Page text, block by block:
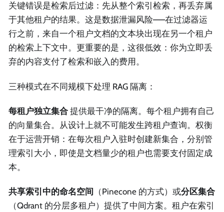
关键错误是检索后过滤：先从整个索引检索，再丢弃属
于其他租户的结果。这是数据泄漏风险——在过滤器运
行之前，来自一个租户文档的文本块出现在另一个租户
的检索上下文中。更重要的是，这很低效：你为立即丢
弃的内容支付了检索和嵌入的费用。
三种模式在不同规模下处理 RAG 隔离：
每租户独立集合 提供最干净的隔离。每个租户拥有自己
的向量集合。从设计上就不可能发生跨租户查询。权衡
在于运营开销：在每次租户入驻时创建新集合，分别管
理索引大小，即使是文档量少的租户也需要支付固定成
本。
共享索引中的命名空间 （Pinecone 的方式）或分区集合
（Qdrant 的分层多租户）提供了中间方案。租户在索引